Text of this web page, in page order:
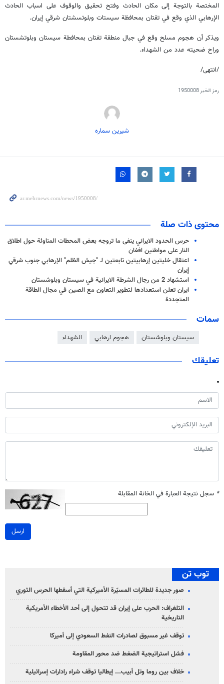
المختصة بالتوجة إلى مكان الحادث وفتح تحقيق والوقوف على اسباب الحادث
الإرهابي الذي وقع في تقتان بمحافظة سيستات وبلوتسشتان شرقي إيران.
ويذكر أن هجوم مسلح وقع في جبال منطقة تفتان بمحافطة سيستان وبلوتشستان
وراح ضحيته عدد من الشهداء.
/انتهى/
رمز الخبر1950008
شیرین سماره
محتوى ذات صلة
حرس الحدود الايراني ينفى ما تروجه بعض المحطات المناوئة حول اطلاق
النار على مواطنين افغان
اعتقال خليتين إرهابيتين تابعتین لـ "جيش الظلم" الإرهابي جنوب شرقي
إيران
استشهاد 2 من رجال الشرطة الايرانية في سيستان وبلوشستان
ايران تعلن استعدادها لتطوير التعاون مع الصين في مجال الطاقة
المتجددة
سمات
سيستان وبلوشستان هجوم ارهابي الشهداء
تعليقك
* سجل نتيجة العبارة في الخانة المقابلة
ارسل
توب تن
صور جديدة للطائرات المسيّرة الأميركية التي أسقطها الحرس الثوري
التلغراف: الحرب على إيران قد تتحول إلى أحد الأخطاء الأمريكية
التاريخية
توقف غير مسبوق لصادرات النفط السعودي إلى أميركا
فشل استراتيجية الضغط ضد محور المقاومة
خلاف بين روما وتل أبيب... إيطاليا توقف شراء رادارات إسرائيلية